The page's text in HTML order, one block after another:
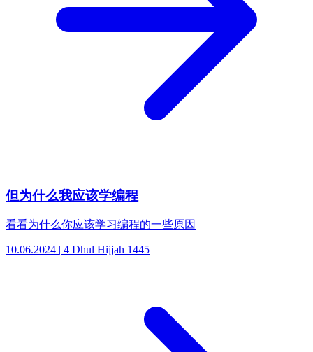
但为什么我应该学编程
看看为什么你应该学习编程的一些原因
10.06.2024 | 4 Dhul Hijjah 1445